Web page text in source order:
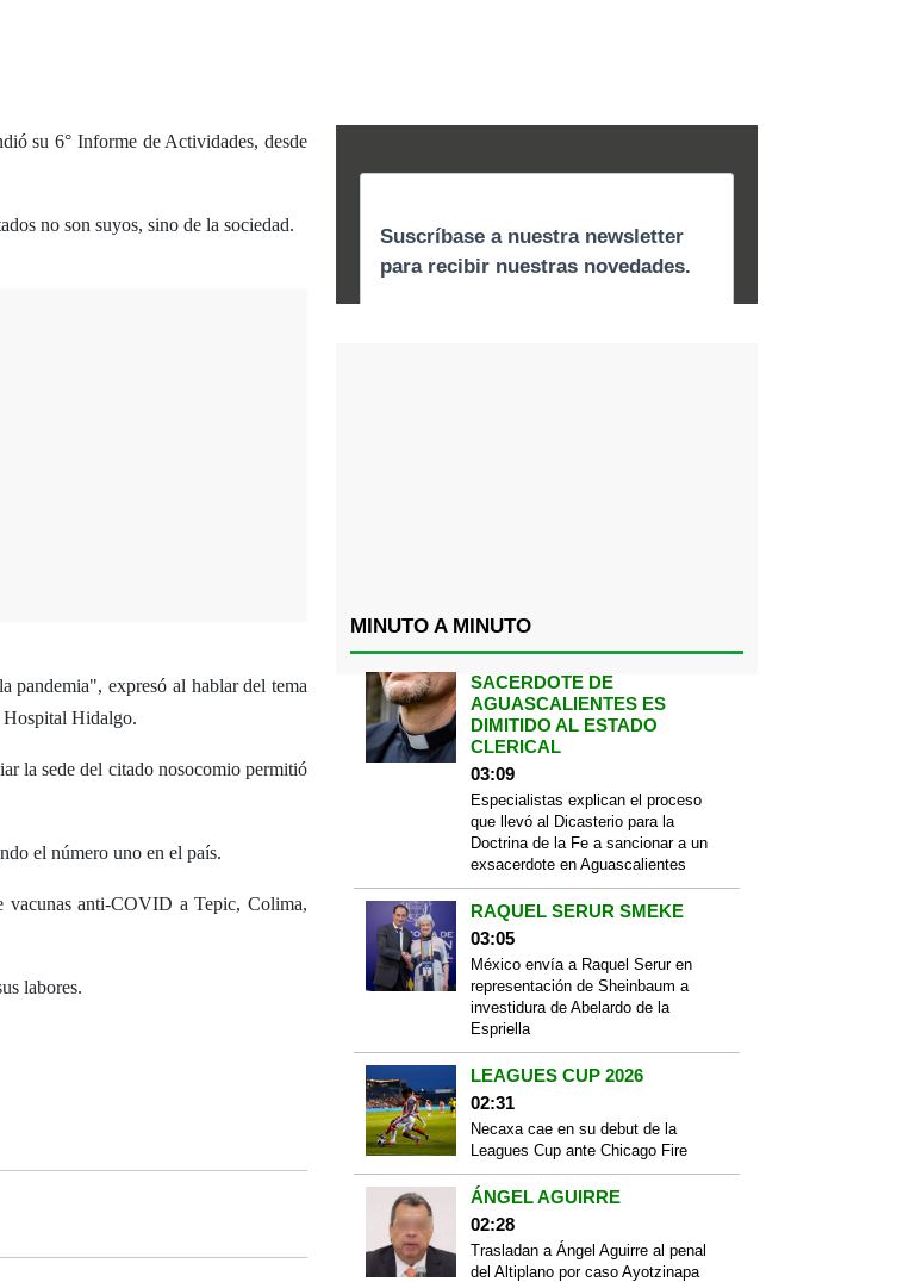
su 6° Informe de Actividades, desde
no son suyos, sino de la sociedad.
pandemia", expresó al hablar del tema
Hospital Hidalgo.
la sede del citado nosocomio permitió
el número uno en el país.
vacunas anti-COVID a Tepic, Colima,
labores.
MINUTO A MINUTO
SACERDOTE DE
AGUASCALIENTES ES
DIMITIDO AL ESTADO
CLERICAL
03:09
Especialistas explican el proceso
que llevó al Dicasterio para la
Doctrina de la Fe a sancionar a un
exsacerdote en Aguascalientes
RAQUEL SERUR SMEKE
03:05
México envía a Raquel Serur en
representación de Sheinbaum a
investidura de Abelardo de la
Espriella
LEAGUES CUP 2026
02:31
Necaxa cae en su debut de la
Leagues Cup ante Chicago Fire
ÁNGEL AGUIRRE
02:28
Trasladan a Ángel Aguirre al penal
del Altiplano por caso Ayotzinapa